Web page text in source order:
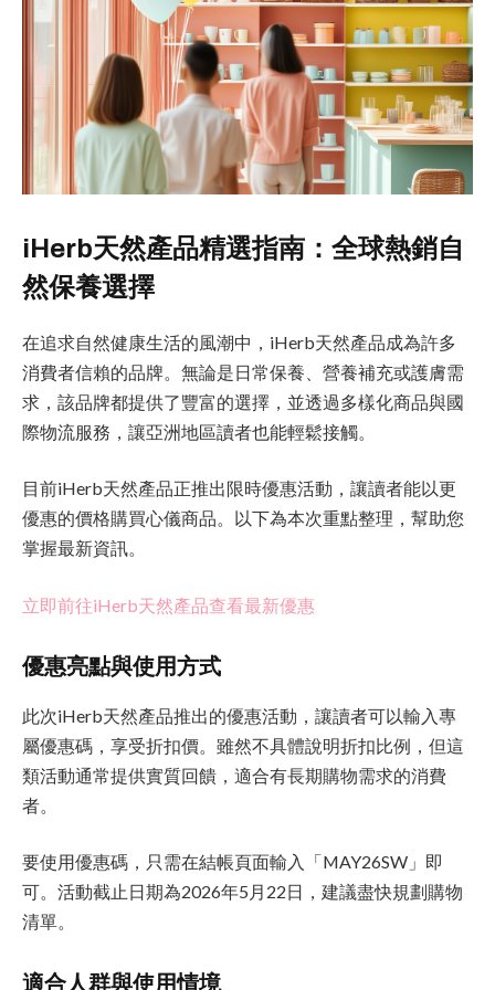
iHerb天然產品精選指南：全球熱銷自
然保養選擇
在追求自然健康生活的風潮中，iHerb天然產品成為許多
消費者信賴的品牌。無論是日常保養、營養補充或護膚需
求，該品牌都提供了豐富的選擇，並透過多樣化商品與國
際物流服務，讓亞洲地區讀者也能輕鬆接觸。
目前iHerb天然產品正推出限時優惠活動，讓讀者能以更
優惠的價格購買心儀商品。以下為本次重點整理，幫助您
掌握最新資訊。
立即前往iHerb天然產品查看最新優惠
優惠亮點與使用方式
此次iHerb天然產品推出的優惠活動，讓讀者可以輸入專
屬優惠碼，享受折扣價。雖然不具體說明折扣比例，但這
類活動通常提供實質回饋，適合有長期購物需求的消費
者。
要使用優惠碼，只需在結帳頁面輸入「MAY26SW」即
可。活動截止日期為2026年5月22日，建議盡快規劃購物
清單。
適合人群與使用情境